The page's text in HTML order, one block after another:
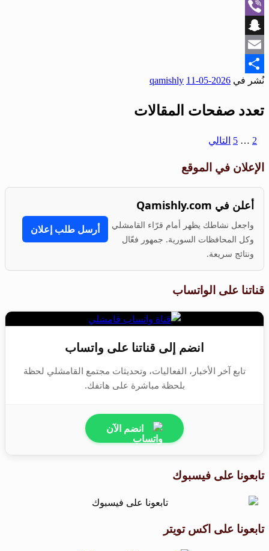
WhatsApp
Viber
Snapchat
Email
Share
نُشر في 2026-05-11
qamishly
تعدد صفحات المقالات
2
…
5 التالي
الإعلان في الموقع
أعلن في Qamishly.com
واجعل نشاطك يظهر أمام قرّاء القامشلي
وكل المحافظات السورية. جمهور فعّال
ونتائج سريعة.
أرسل طلب إعلان
قناتنا على الواتساب
انضم إلى قناتنا على واتساب
تابع آخر الأخبار، الفعاليات، وتحديثات مجتمع القامشلي لحظة
بلحظة مباشرة على هاتفك.
انضم الآن
تابعونا على فيسبوك
تابعونا على اكس تويتر